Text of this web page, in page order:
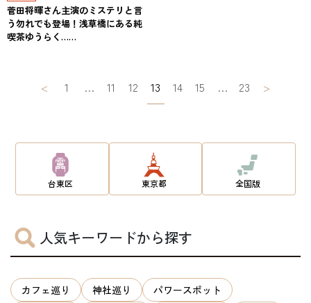
菅田将暉さん主演のミステリと言
う勿れでも登場！浅草橋にある純
喫茶ゆうらく……
稿
ビ
ゲ
シ
ョ
ン
< 1 … 11 12 13 14 15 … 23 >
台東区 東京都 全国版
人気キーワードから探す
カフェ巡り 神社巡り
パワースポット